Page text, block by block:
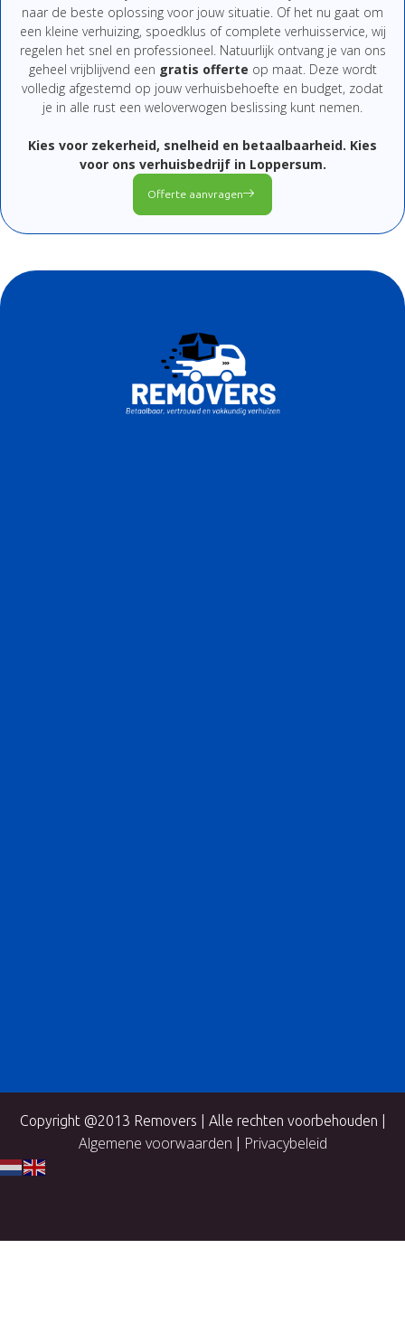
naar de beste oplossing voor jouw situatie. Of het nu gaat om
een kleine verhuizing, spoedklus of complete verhuisservice, wij
regelen het snel en professioneel. Natuurlijk ontvang je van ons
geheel vrijblijvend een gratis offerte op maat. Deze wordt
volledig afgestemd op jouw verhuisbehoefte en budget, zodat
je in alle rust een weloverwogen beslissing kunt nemen.
Kies voor zekerheid, snelheid en betaalbaarheid. Kies
voor ons verhuisbedrijf in Loppersum.
Offerte aanvragen
Copyright @2013 Removers | Alle rechten voorbehouden |
Algemene voorwaarden Privacybeleid